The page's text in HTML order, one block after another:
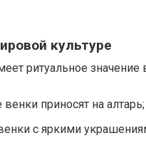
культуре
ритуальное значение
приносят на алтарь;
с яркими